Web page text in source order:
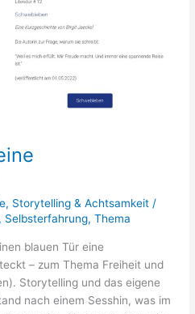
, Storytelling & Achtsamkeit /
, Selbsterfahrung,Thema
blauen Tür eine
– zum Thema Freiheit und
Storytelling und das eigene
nach einem Sesshin, was im